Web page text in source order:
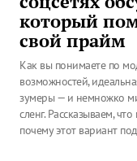
который
свой прайм
Как вы понимаете по
возможностей,
зумеры — и немножко
сленг. Рассказываем,
почему этот вариант